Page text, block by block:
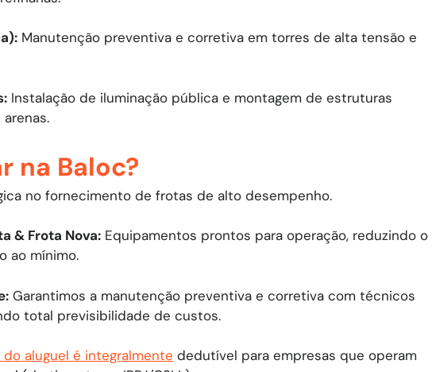
Manutenção preventiva e corretiva em torres de alta tensão e
Instalação de iluminação pública e montagem de estruturas
na Baloc?
no fornecimento de frotas de alto desempenho.
& Frota Nova: Equipamentos prontos para operação, reduzindo o
ao mínimo.
Garantimos a manutenção preventiva e corretiva com técnicos
total previsibilidade de custos.
do aluguel é integralmente dedutível para empresas que operam